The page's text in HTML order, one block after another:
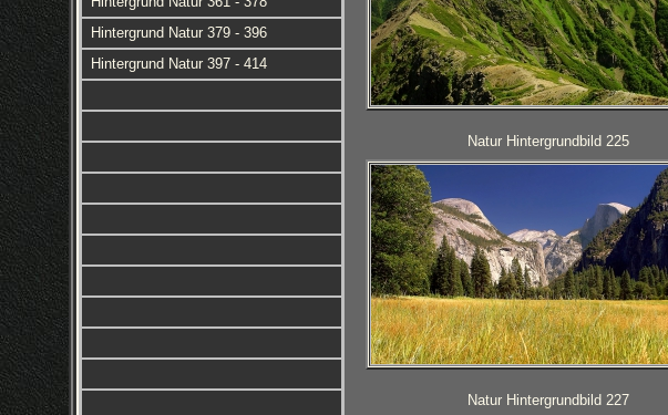
Hintergrund Natur 379 - 396
Hintergrund Natur 397 - 414
Natur Hintergrundbild 225
Natur Hintergrundbild 227